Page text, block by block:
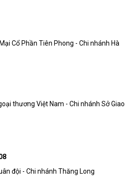
Cổ Phần Tiên Phong - Chi nhánh Hà
thương Việt Nam - Chi nhánh Sở Giao
đội - Chi nhánh Thăng Long